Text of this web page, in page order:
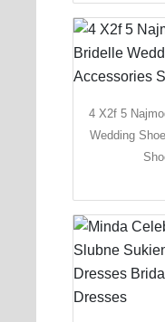
4 X2f 5
Wedding